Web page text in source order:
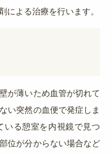
による治療を行います。
が薄いため血管が切れて
い突然の血便で発症しま
いる憩室を内視鏡で見つ
位が分からない場合など